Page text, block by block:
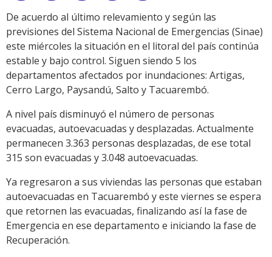
Link
De acuerdo al último relevamiento y según las
previsiones del Sistema Nacional de Emergencias (Sinae)
este miércoles la situación en el litoral del país continúa
estable y bajo control. Siguen siendo 5 los
departamentos afectados por inundaciones: Artigas,
Cerro Largo, Paysandú, Salto y Tacuarembó.
A nivel país disminuyó el número de personas
evacuadas, autoevacuadas y desplazadas. Actualmente
permanecen 3.363 personas desplazadas, de ese total
315 son evacuadas y 3.048 autoevacuadas.
Ya regresaron a sus viviendas las personas que estaban
autoevacuadas en Tacuarembó y este viernes se espera
que retornen las evacuadas, finalizando así la fase de
Emergencia en ese departamento e iniciando la fase de
Recuperación.